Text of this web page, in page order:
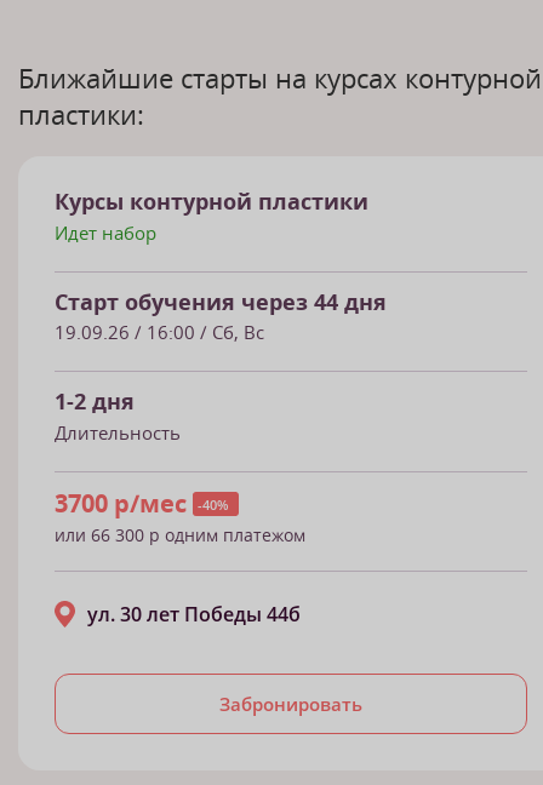
Ближайшие старты на курсах контурной
пластики:
Курсы контурной пластики
Идет набор
Старт обучения через 44 дня
19.09.26 / 16:00 / Сб, Вс
1-2 дня
Длительность
3700 р/мес -40%
или 66 300 р одним платежом
Забронировать
ул. 30 лет Победы 44б